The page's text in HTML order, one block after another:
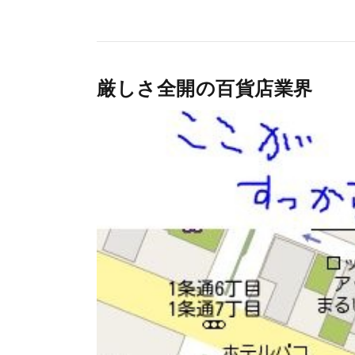
厳しさ全開の百貨店業界